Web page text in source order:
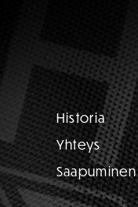
Historia
Yhteys
Saapuminen